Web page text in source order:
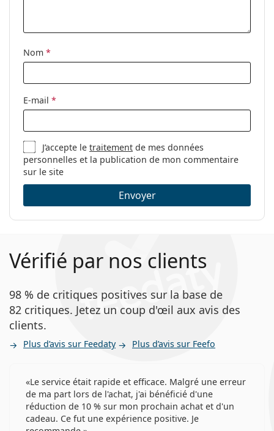
Nom *
E-mail *
J’accepte letraitement de mes données
personnelles et la publication de mon commentaire
sur le site
Envoyer
Vérifié par nos clients
98 % de critiques positives sur la base de
82 critiques. Jetez un coup d'œil aux avis des
clients.
Plus d’avis sur Feedaty Plus d’avis sur Feefo
Le service était rapide et efficace. Malgré une erreur
de ma part lors de l'achat, j'ai bénéficié d'une
réduction de 10 % sur mon prochain achat et d'un
cadeau. Ce fut une expérience positive. Je